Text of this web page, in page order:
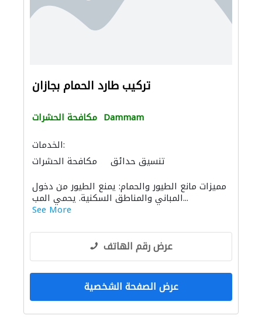
تركيب طارد الحمام بجازان
مكافحة الحشرات Dammam
الخدمات:
مكافحة الحشرات
تنسيق حدائق
مميزات مانع الطيور والحمام: يمنع الطيور من دخول
المباني والمناطق السكنية. يحمي المب...
See More
عرض رقم الهاتف
عرض الصفحة الشخصية